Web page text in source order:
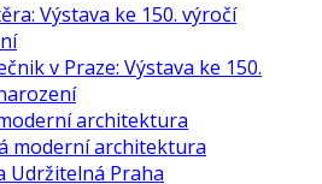
Výstava ke 150. výročí
v Praze: Výstava ke 150.
architektura
moderní architektura
Udržitelná Praha